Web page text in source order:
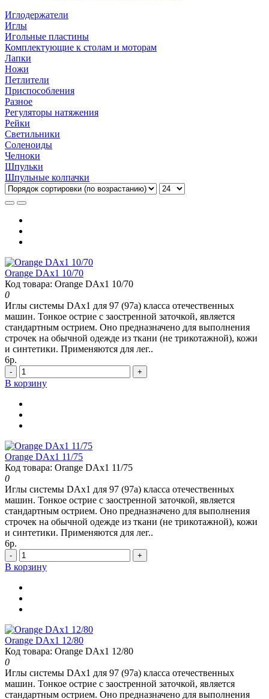
Иглодержатели
Иглы
Игольные пластины
Комплектующие к столам и моторам
Лапки
Ножи
Петлители
Приспособления
Разное
Регуляторы натяжения
Рейки
Светильники
Соленоиды
Челноки
Шпульки
Шпульные колпачки
Orange DAx1 10/70
Код товара: Orange DAx1 10/70
0
Иглы системы DAx1 для 97 (97а) класса отечественных
машин. Тонкое острие с заостренной заточкой, является
стандартным острием. Оно предназначено для выполнения
строчек на обычной одежде из ткани (не трикотажной), кожи
и синтетики. Применяются для лег..
6р.
- +
В корзину
Orange DAx1 11/75
Код товара: Orange DAx1 11/75
0
Иглы системы DAx1 для 97 (97а) класса отечественных
машин. Тонкое острие с заостренной заточкой, является
стандартным острием. Оно предназначено для выполнения
строчек на обычной одежде из ткани (не трикотажной), кожи
и синтетики. Применяются для лег..
6р.
- +
В корзину
Orange DAx1 12/80
Код товара: Orange DAx1 12/80
0
Иглы системы DAx1 для 97 (97а) класса отечественных
машин. Тонкое острие с заостренной заточкой, является
стандартным острием. Оно предназначено для выполнения